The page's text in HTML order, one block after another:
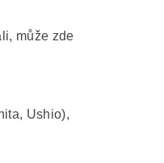
může zde
Ushio),